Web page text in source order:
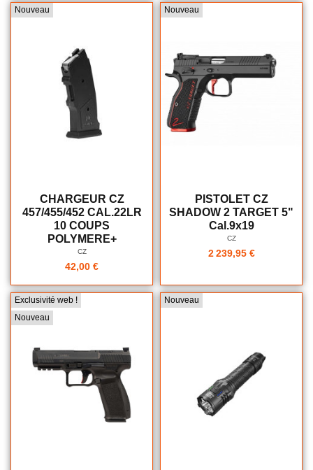
Nouveau
CHARGEUR CZ
457/455/452 CAL.22LR
10 COUPS
POLYMERE+
CZ
42,00 €
Nouveau
PISTOLET CZ
SHADOW 2 TARGET 5"
Cal.9x19
CZ
2 239,95 €
Exclusivité web !
Nouveau
Nouveau